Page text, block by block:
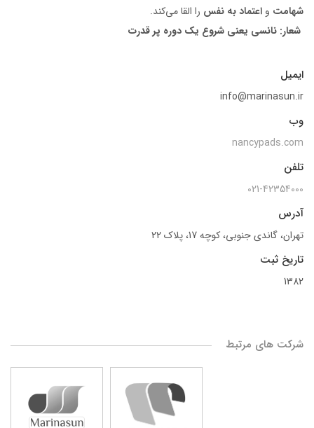
شهامت و اعتماد به نفس را القا می‌کند.
شعار: نانسی یعنی شروع یک دوره پر قدرت
ایمیل
info@marinasun.ir
وب
nancypads.com
تلفن
021-42354000
آدرس
تهران، گاندی جنوبی، کوچه 17، پلاک 22
تاریخ ثبت
1382
شرکت های مرتبط